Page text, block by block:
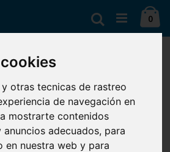
otras tecnicas de rastreo
de navegación en
mostrarte contenidos
adecuados, para
en nuestra web y para
0
Buscar